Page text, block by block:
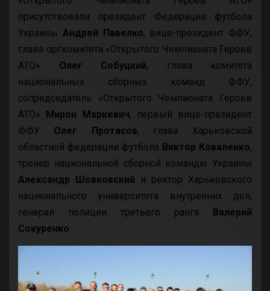
присутствовали президент Федерации футбола
Украины Андрей Павелко, вице-президент ФФУ,
глава оргкомитета «Открытого Чемпионата Героев
АТО» Олег Собуцкий, глава комитета
национальных сборных команд ФФУ,
сопредседатель «Открытого Чемпионата Героев
АТО» Мирон Маркевич, первый вице-президент
ФФУ Олег Протасов, глава Харьковской
областной федерации футбола Виктор Коваленко,
тренер национальной сборной команды Украины
Александр Шовковский и ректор Харьковского
национального университета внутренних дел,
генерал полиции третьего ранга Валерий
Сокуренко